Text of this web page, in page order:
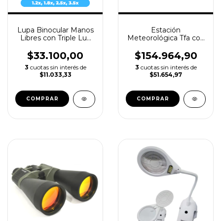
Lupa Binocular Manos
Libres con Triple Luz
$33.100,00
3 cuotas sin interés de
$11.033,33
Estación
Meteorológica Tfa con
Temperatura,
Humedad y Presión
$154.964,90
3 cuotas sin interés de
$51.654,97